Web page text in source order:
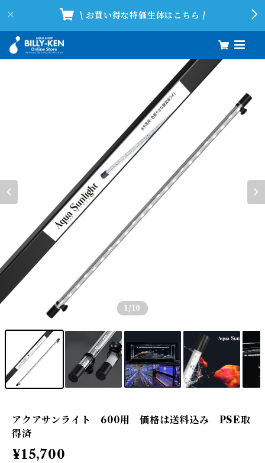
\ お買い得な特価生体はこちら /
1 /10
アクアサンライト 600用 価格は送料込み PSE取
得済
¥15,700